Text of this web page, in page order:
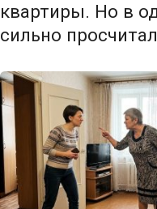
квартиры. Но в
сильно